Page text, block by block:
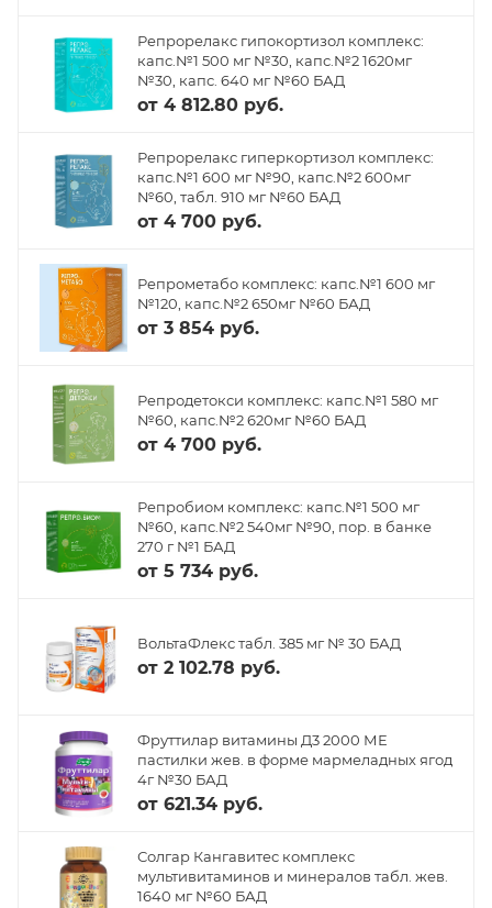
Репрорелакс гипокортизол комплекс:
капс.№1 500 мг №30, капс.№2 1620мг
№30, капс. 640 мг №60 БАД
от 4 812.80 руб.
Репрорелакс гиперкортизол комплекс:
капс.№1 600 мг №90, капс.№2 600мг
№60, табл. 910 мг №60 БАД
от 4 700 руб.
Репрометабо комплекс: капс.№1 600 мг
№120, капс.№2 650мг №60 БАД
от 3 854 руб.
Репродетокси комплекс: капс.№1 580 мг
№60, капс.№2 620мг №60 БАД
от 4 700 руб.
Репробиом комплекс: капс.№1 500 мг
№60, капс.№2 540мг №90, пор. в банке
270 г №1 БАД
от 5 734 руб.
ВольтаФлекс табл. 385 мг № 30 БАД
от 2 102.78 руб.
Фруттилар витамины Д3 2000 МЕ
пастилки жев. в форме мармеладных ягод
4г №30 БАД
от 621.34 руб.
Солгар Кангавитес комплекс
мультивитаминов и минералов табл. жев.
1640 мг №60 БАД